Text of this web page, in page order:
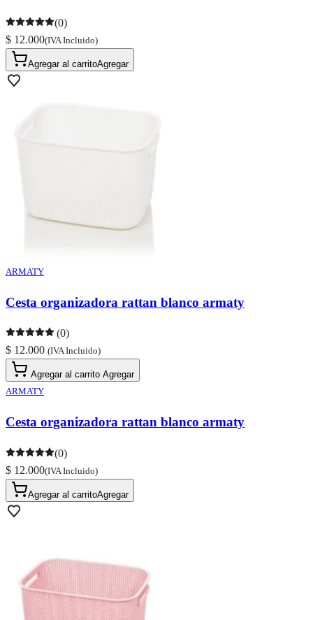
(0)
$ 12.000(IVA Incluido)
Agregar al carritoAgregar
ARMATY
Cesta organizadora rattan blanco armaty
(0)
$ 12.000 (IVA Incluido)
Agregar al carrito Agregar
ARMATY
Cesta organizadora rattan blanco armaty
(0)
$ 12.000(IVA Incluido)
Agregar al carritoAgregar